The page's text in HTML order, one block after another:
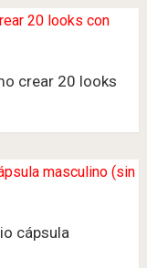
crear 20 looks
cápsula